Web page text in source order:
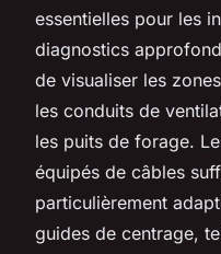
essentielles pour les
diagnostics
de visualiser les
les conduits de
les puits de forage.
équipés de câbles
particulièrement
guides de centrage,